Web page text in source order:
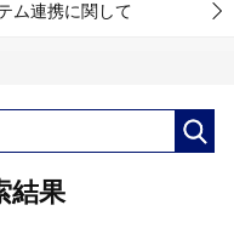
ム連携に関して
結果